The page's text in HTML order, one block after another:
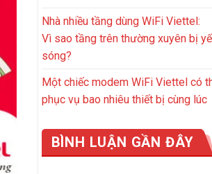
Nhà nhiều tầng dùng WiFi Viettel:
Vì sao tầng trên thường xuyên bị
sóng?
Một chiếc modem WiFi Viettel có
phục vụ bao nhiêu thiết bị cùng lúc
BÌNH LUẬN GẦN ĐÂY